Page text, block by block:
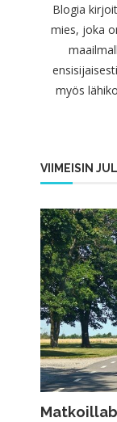
Blogia
mies, joka
myös
VIIMEISIN